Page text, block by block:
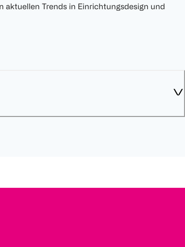
aktuellen Trends in Einrichtungsdesign und